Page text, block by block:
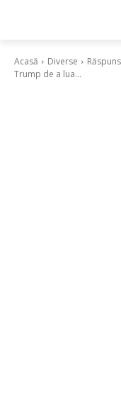
Acasă Diverse
Trump de a lua...